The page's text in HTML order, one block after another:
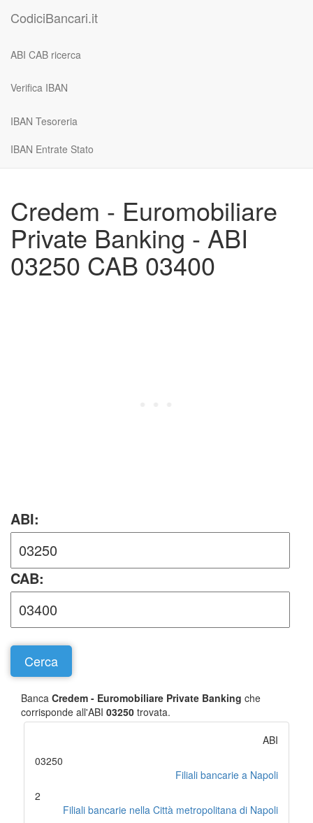
CodiciBancari.it
ABI CAB ricerca
Verifica IBAN
IBAN Tesoreria
IBAN Entrate Stato
Credem - Euromobiliare
Private Banking - ABI
03250 CAB 03400
ABI:
CAB:
Banca Credem - Euromobiliare Private Banking che
corrisponde all'ABI 03250 trovata.
ABI
03250
Filiali bancarie a Napoli
2
Filiali bancarie nella Città metropolitana di Napoli